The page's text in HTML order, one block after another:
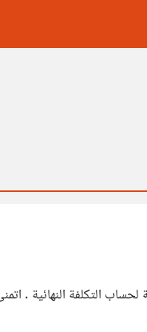
التكلفة النهائية .